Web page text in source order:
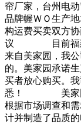
帘厂家，台州电
品牌幄ＷＯ生产
构运费买卖双方
议 目前福建；
来自美家园，我
的。美家园承诺
买者放心购买。
悉！ 美家园一
根据市场调查和
计并制造了品质